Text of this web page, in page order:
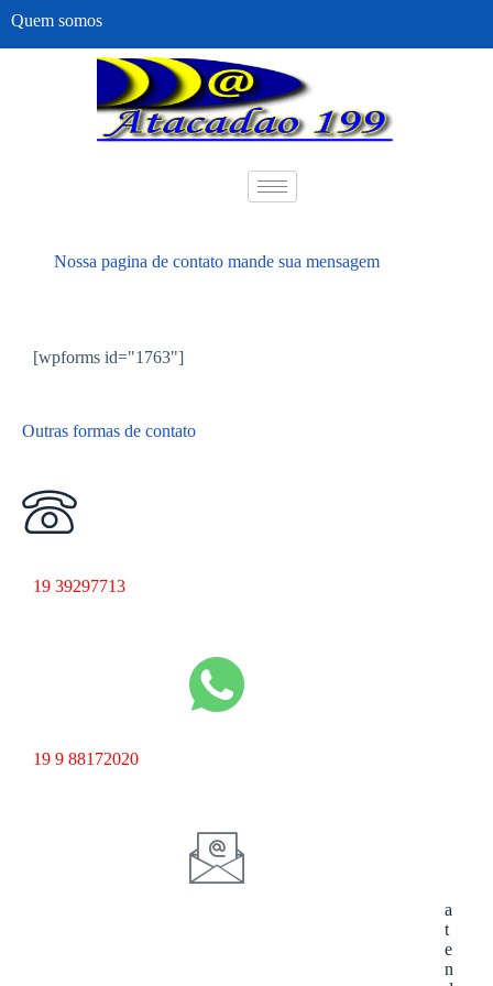
Quem somos
Nossa pagina de contato mande sua mensagem
[wpforms id="1763"]
Outras formas de contato
19 39297713
19 9 88172020
a
t
e
n